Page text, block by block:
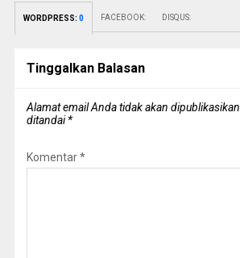
WORDPRESS: 0 FACEBOOK: DISQUS:
Tinggalkan Balasan
Alamat email Anda tidak akan dipublikasikan.
ditandai*
Komentar*